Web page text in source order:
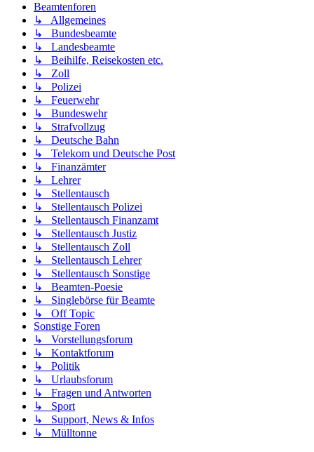
Beamtenforen
↳ Allgemeines
↳ Bundesbeamte
↳ Landesbeamte
↳ Beihilfe, Reisekosten etc.
↳ Zoll
↳ Polizei
↳ Feuerwehr
↳ Bundeswehr
↳ Strafvollzug
↳ Deutsche Bahn
↳ Telekom und Deutsche Post
↳ Finanzämter
↳ Lehrer
↳ Stellentausch
↳ Stellentausch Polizei
↳ Stellentausch Finanzamt
↳ Stellentausch Justiz
↳ Stellentausch Zoll
↳ Stellentausch Lehrer
↳ Stellentausch Sonstige
↳ Beamten-Poesie
↳ Singlebörse für Beamte
↳ Off Topic
Sonstige Foren
↳ Vorstellungsforum
↳ Kontaktforum
↳ Politik
↳ Urlaubsforum
↳ Fragen und Antworten
↳ Sport
↳ Support, News & Infos
↳ Mülltonne